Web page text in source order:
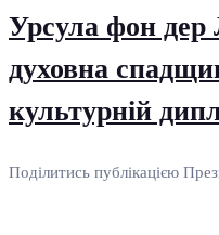
Урсула фон дер
духовна
культурній
Поділитись публікацією